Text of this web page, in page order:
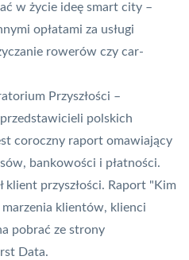
w życie ideę smart city –
opłatami za usługi
rowerów czy car-
Przyszłości –
polskich
coroczny raport omawiający
bankowości i płatności.
klient przyszłości. Raport "Kim
klientów, klienci
pobrać ze strony
Data.